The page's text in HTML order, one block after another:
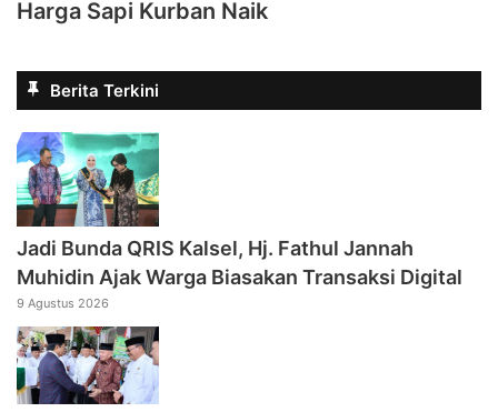
Harga Sapi Kurban Naik
Berita Terkini
Jadi Bunda QRIS Kalsel, Hj. Fathul Jannah
Muhidin Ajak Warga Biasakan Transaksi Digital
9 Agustus 2026